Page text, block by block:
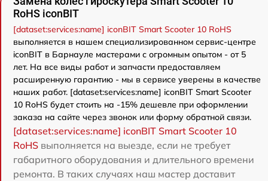
RoHS iconBIT
[dataset:services:name] iconBIT Smart Scooter 10 RoHS
выполняется в нашем специализированном сервис-центре
iconBIT в Барнауле мастерами с огромным опытом - от 5
лет. На все виды работ и запчасти предоставляем
расширенную гарантию - мы в сервисе уверены в качестве
наших работ. [dataset:services:name] iconBIT Smart Scooter
10 RoHS будет стоить на -15% дешевле при оформлении
заказа на сайте через звонок или форму обратной связи.
[dataset:services:name] iconBIT Smart Scooter 10
RoHS выполняется на выезде, если не требует
габаритного оборудования и длительного времени
ремонта. В таких случаях наш мастер доставит